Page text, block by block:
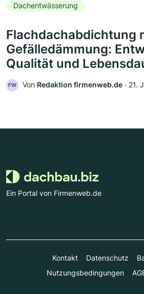
Dachentwässerung
Flachdachabdichtung
Gefälledämmung:
Qualität und
FW Von Redaktion firmenweb.de ‧ 21.
Ein Portal von Firmenweb.de
Kontakt Datenschutz
Nutzungsbedingungen